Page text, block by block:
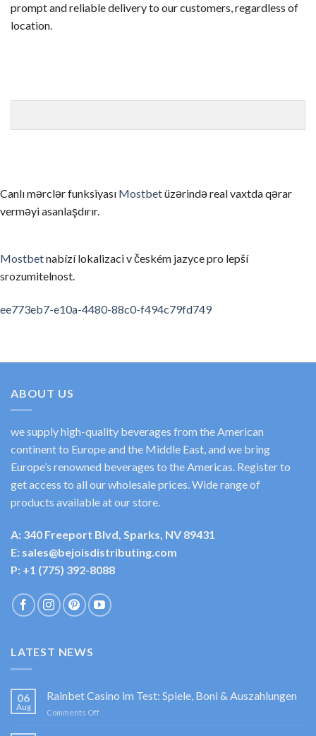
prompt and reliable delivery to our customers, regardless of
location.
Canlı mərclər funksiyası Mostbetüzərində real vaxtda qərar
verməyi asanlaşdırır.
Mostbetnabízí lokalizaci v českém jazyce pro lepší
srozumitelnost.
spinempire online casino
valor bet app
ee773eb7-e10a-4480-88c0-f494c79fd749
初めての人が陥りやすい5つのミス
オンラインカジノは娯楽です。一部のプレイヤーは継続的
ゲームを理解せずにリアルマネーで始める
ライセンスのない、あるいは評判の悪いカジノを選ぶと、出
利用規約・ボーナス条件を読まない
ABOUT US
we supply high-quality beverages from the American
continent to Europe and the Middle East, and we bring
Europe’s renowned beverages to the Americas. Register to
get access to all our wholesale prices. Wide range of
products available at our store.
A: 340 Freeport Blvd, Sparks, NV 89431
E: sales@bejoisdistributing.com
P: +1 (775) 392-8088
LATEST NEWS
06
Aug
Rainbet Casino im Test: Spiele, Boni & Auszahlungen
Comments Offon